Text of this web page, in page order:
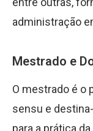
administração
Mestrado e
O mestrado é o
sensu e
para a prática